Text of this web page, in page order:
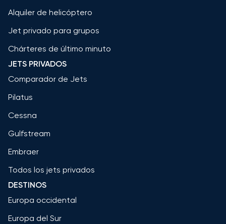
Alquiler de helicóptero
Jet privado para grupos
Chárteres de último minuto
JETS PRIVADOS
Comparador de Jets
Pilatus
Cessna
Gulfstream
Embraer
Todos los jets privados
DESTINOS
Europa occidental
Europa del Sur